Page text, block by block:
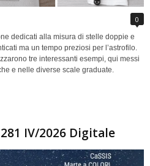
0
dedicati alla misura di stelle doppie e
ma un tempo preziosi per l’astrofilo.
tre interessanti esempi, qui messi
e nelle diverse scale graduate.
IV/2026 Digitale